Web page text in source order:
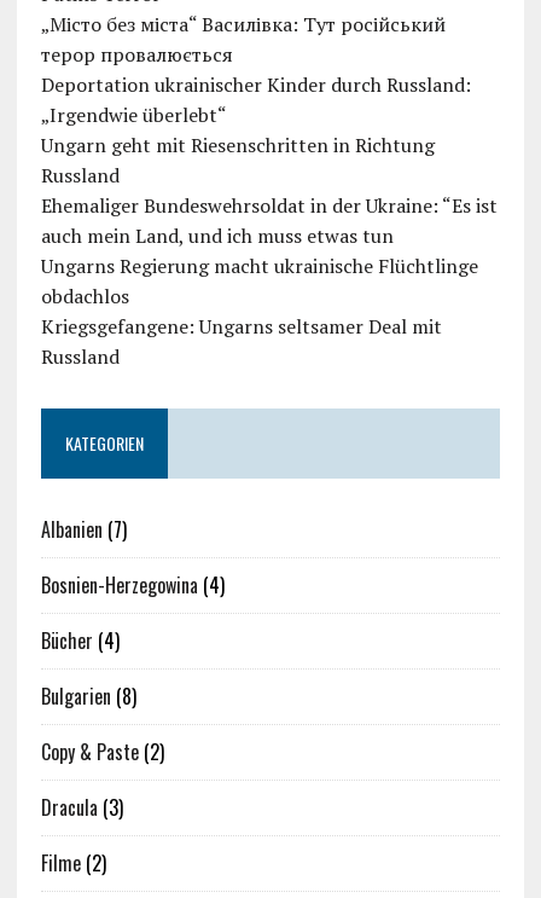
„Місто без міста“ Василівка: Тут російський
терор провалюється
Deportation ukrainischer Kinder durch Russland:
„Irgendwie überlebt“
Ungarn geht mit Riesenschritten in Richtung
Russland
Ehemaliger Bundeswehrsoldat in der Ukraine: “Es ist
auch mein Land, und ich muss etwas tun
Ungarns Regierung macht ukrainische Flüchtlinge
obdachlos
Kriegsgefangene: Ungarns seltsamer Deal mit
Russland
KATEGORIEN
Albanien (7)
Bosnien-Herzegowina (4)
Bücher (4)
Bulgarien (8)
Copy & Paste(2)
Dracula (3)
Filme(2)